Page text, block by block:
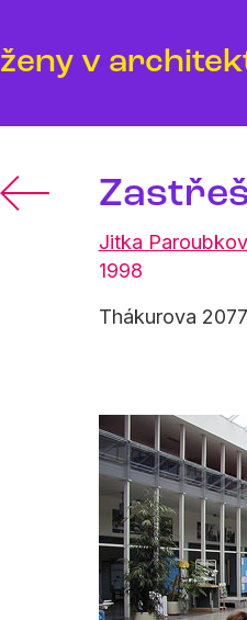
ženy v
Jitka
1998
Thákurova